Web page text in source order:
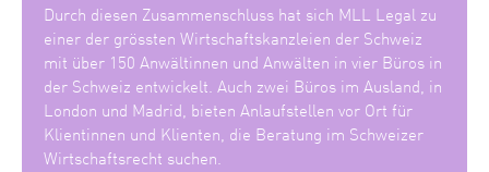
Durch diesen Zusammenschluss hat sich MLL Legal zu
einer der grössten Wirtschaftskanzleien der Schweiz
mit über 150 Anwältinnen und Anwälten in vier Büros in
der Schweiz entwickelt. Auch zwei Büros im Ausland, in
London und Madrid, bieten Anlaufstellen vor Ort für
Klientinnen und Klienten, die Beratung im Schweizer
Wirtschaftsrecht suchen.